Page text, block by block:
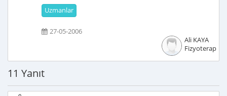
Uzmanlar
27-05-2006
Ali KAYA
Fizyoterapist
11 Yanıt